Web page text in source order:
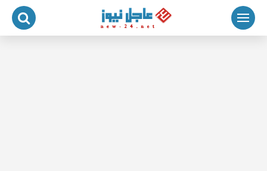
التجاوز
المحتوى